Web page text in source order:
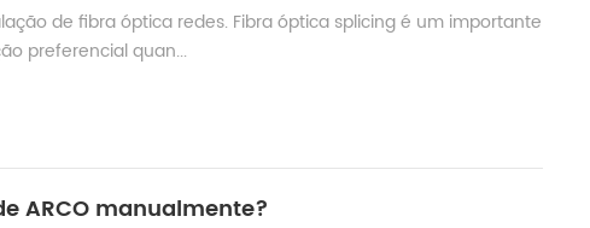
de fibra óptica redes. Fibra óptica splicing é um importante
preferencial quan...
ARCO manualmente?